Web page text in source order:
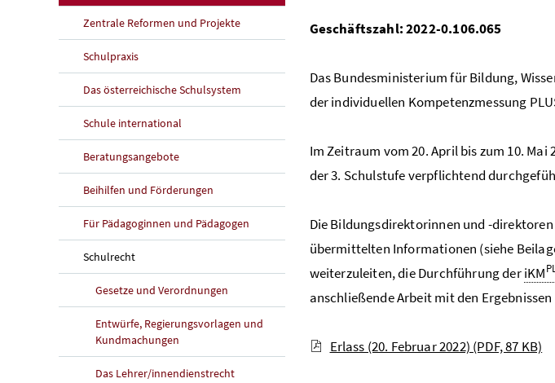
Zentrale Reformen und Projekte
Schulpraxis
Das österreichische Schulsystem
Schule international
Beratungsangebote
Beihilfen und Förderungen
Für Pädagoginnen und Pädagogen
Schulrecht
Gesetze und Verordnungen
Entwürfe, Regierungsvorlagen und
Kundmachungen
Das Lehrer/innendienstrecht
Geschäftszahl: 2022-0.106.065
Das Bundesministerium für Bildung,
der individuellen Kompetenzmessung
Im Zeitraum vom 20. April bis zum 10. Mai
der 3. Schulstufe verpflichtend
Die Bildungsdirektorinnen und -
übermittelten Informationen (siehe
weiterzuleiten, die Durchführung deriKM
anschließende Arbeit mit den
Erlass (20. Februar 2022) (PDF, 87 KB)